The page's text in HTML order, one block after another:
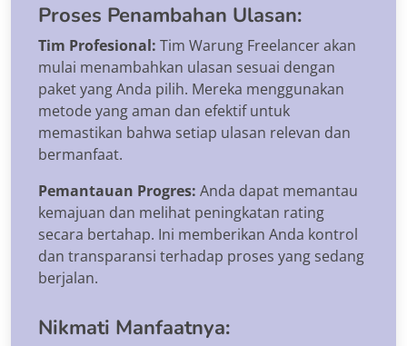
Proses Penambahan Ulasan:
Tim Profesional: Tim Warung Freelancer akan
mulai menambahkan ulasan sesuai dengan
paket yang Anda pilih. Mereka menggunakan
metode yang aman dan efektif untuk
memastikan bahwa setiap ulasan relevan dan
bermanfaat.
Pemantauan Progres: Anda dapat memantau
kemajuan dan melihat peningkatan rating
secara bertahap. Ini memberikan Anda kontrol
dan transparansi terhadap proses yang sedang
berjalan.
Nikmati Manfaatnya: